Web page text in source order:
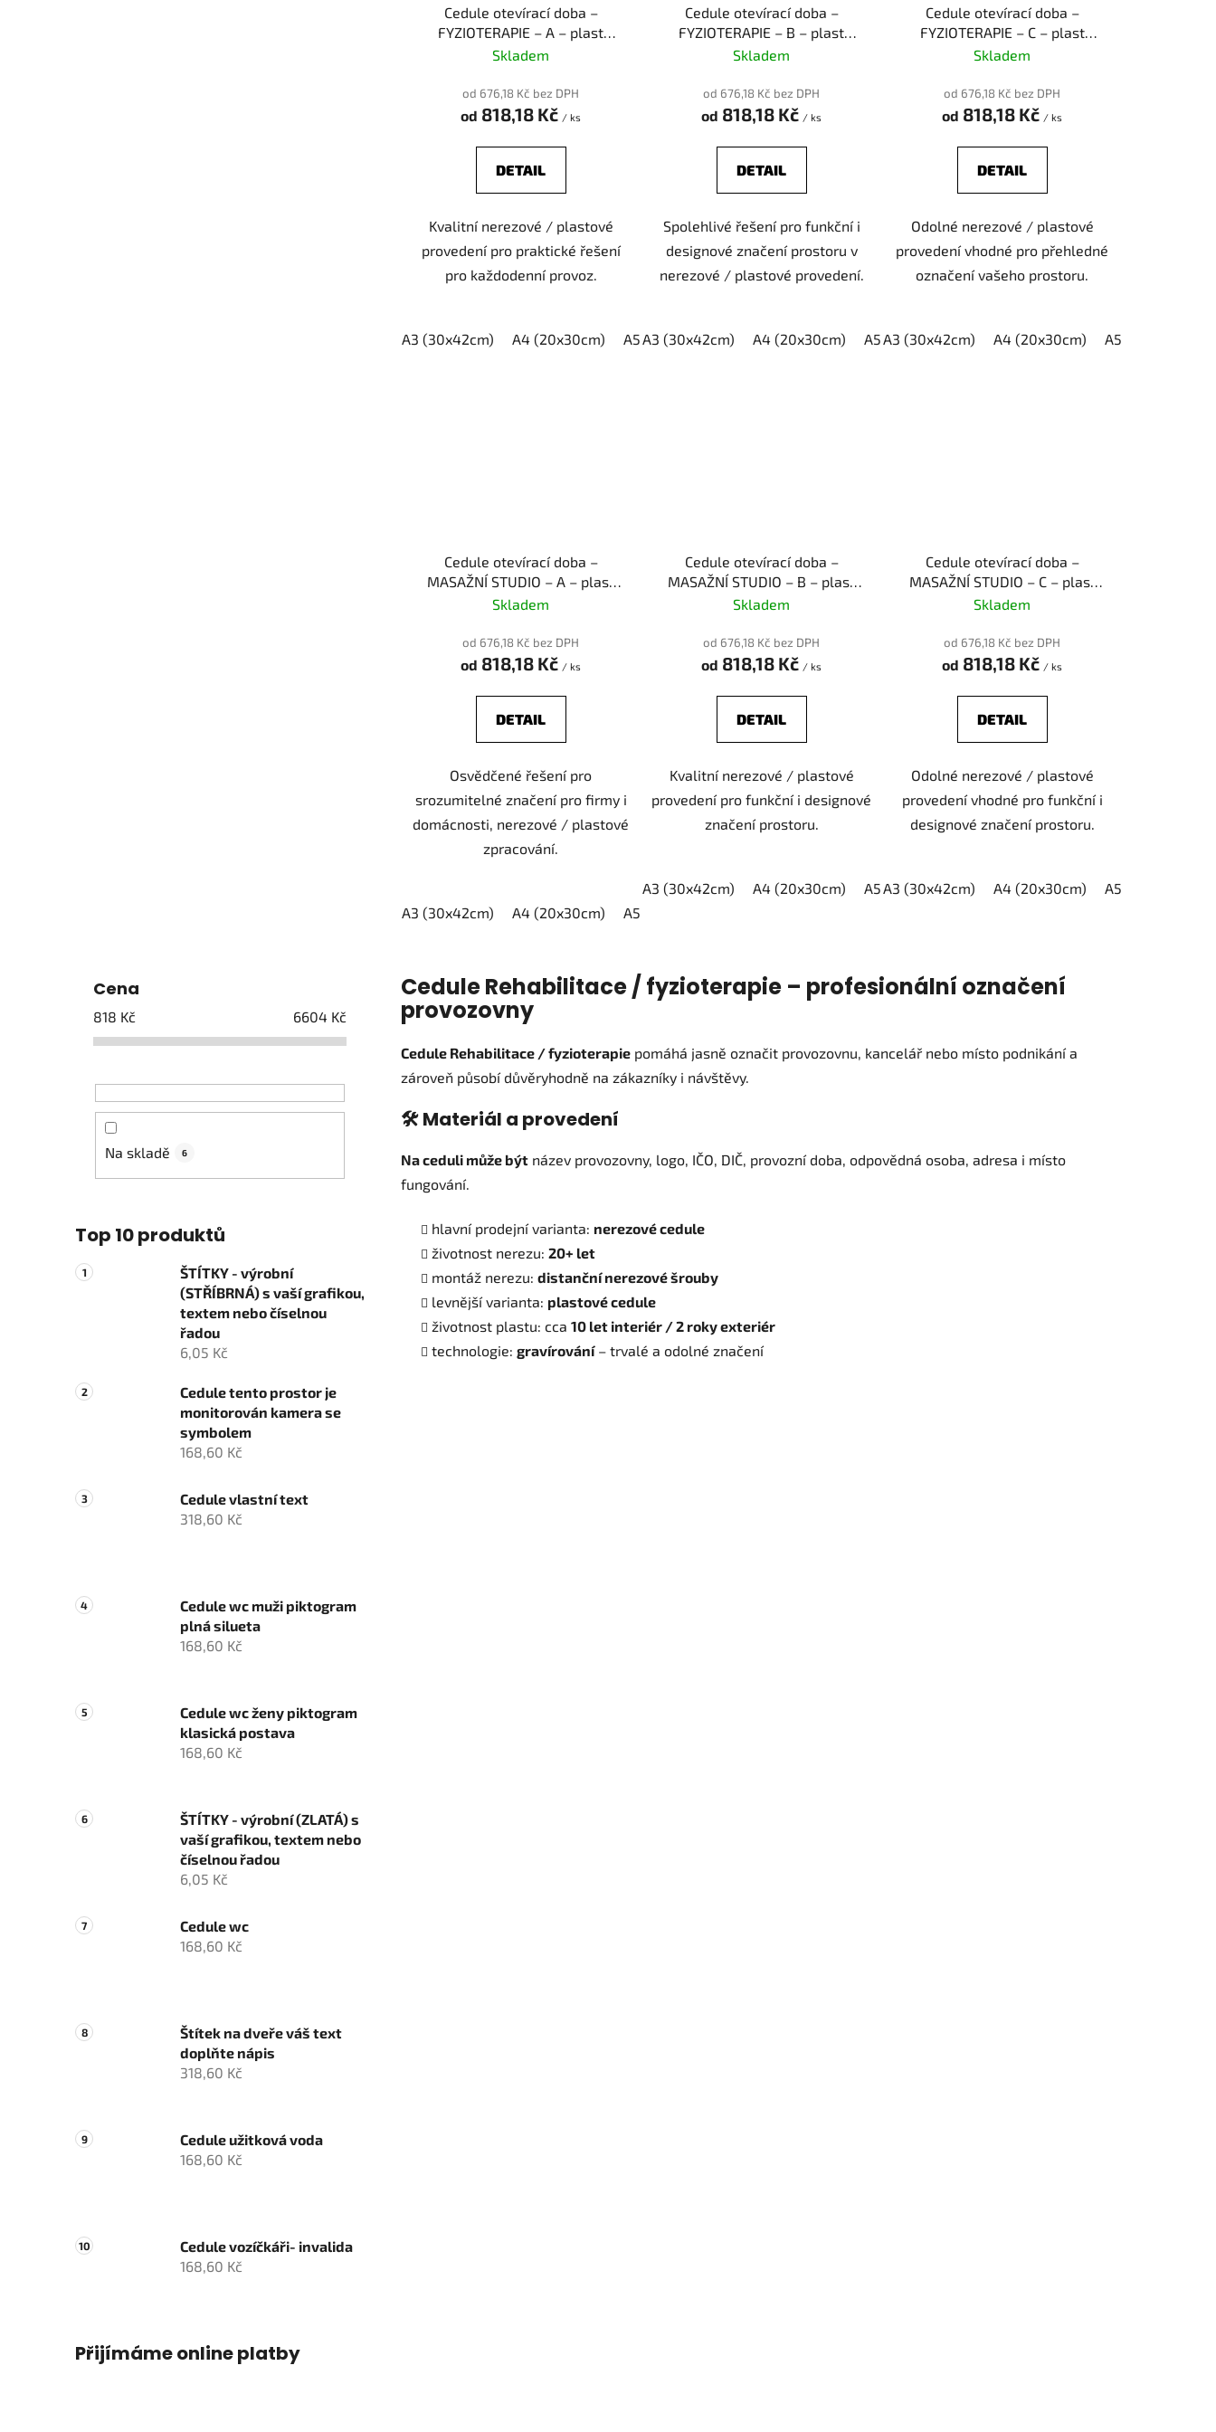
Cena
818 Kč 6604 Kč
Na skladě 6
Top 10 produktů
ŠTÍTKY - výrobní
(STŘÍBRNÁ) s vaší grafikou,
textem nebo číselnou
řadou
6,05 Kč
Cedule tento prostor je
monitorován kamera se
symbolem
168,60 Kč
Cedule vlastní text
318,60 Kč
Cedule wc muži piktogram
plná silueta
168,60 Kč
Cedule wc ženy piktogram
klasická postava
168,60 Kč
ŠTÍTKY - výrobní (ZLATÁ) s
vaší grafikou, textem nebo
číselnou řadou
6,05 Kč
Cedule wc
168,60 Kč
Štítek na dveře váš text
doplňte nápis
318,60 Kč
Cedule užitková voda
168,60 Kč
Cedule vozíčkáři- invalida
168,60 Kč
Přijímáme online platby
t
Cedule otevírací doba –
FYZIOTERAPIE – A – plast
(piktogram)
Skladem
od 676,18 Kč bez DPH
od 818,18 Kč / ks
DETAIL
Kvalitní nerezové / plastové
provedení pro praktické řešení
pro každodenní provoz.
A3 (30x42cm) A4 (20x30cm) A5 (15x21cm)
Cedule otevírací doba –
FYZIOTERAPIE – B – plast
(piktogram)
Skladem
od 676,18 Kč bez DPH
od 818,18 Kč / ks
DETAIL
Spolehlivé řešení pro funkční i
designové značení prostoru v
nerezové / plastové provedení.
A3 (30x42cm) A4 (20x30cm) A5 (15x21cm)
Cedule otevírací doba –
FYZIOTERAPIE – C – plast
(piktogram)
Skladem
od 676,18 Kč bez DPH
od 818,18 Kč / ks
DETAIL
Odolné nerezové / plastové
provedení vhodné pro přehledné
označení vašeho prostoru.
A3 (30x42cm) A4 (20x30cm) A5 (15x21cm)
Cedule otevírací doba –
MASAŽNÍ STUDIO – A – plast
(piktogram)
Skladem
od 676,18 Kč bez DPH
od 818,18 Kč / ks
DETAIL
Osvědčené řešení pro
srozumitelné značení pro firmy i
domácnosti, nerezové / plastové
zpracování.
A3 (30x42cm) A4 (20x30cm) A5 (15x21cm)
Cedule otevírací doba –
MASAŽNÍ STUDIO – B – plast
(piktogram)
Skladem
od 676,18 Kč bez DPH
od 818,18 Kč / ks
DETAIL
Kvalitní nerezové / plastové
provedení pro funkční i designové
značení prostoru.
A3 (30x42cm) A4 (20x30cm) A5 (15x21cm)
Cedule otevírací doba –
MASAŽNÍ STUDIO – C – plast
(piktogram)
Skladem
od 676,18 Kč bez DPH
od 818,18 Kč / ks
DETAIL
Odolné nerezové / plastové
provedení vhodné pro funkční i
designové značení prostoru.
A3 (30x42cm) A4 (20x30cm) A5 (15x21cm)
v
l
a
v
k
Cedule Rehabilitace / fyzioterapie – profesionální označení
provozovny
Cedule Rehabilitace / fyzioterapie pomáhá jasně označit provozovnu, kancelář nebo místo podnikání a
zároveň působí důvěryhodně na zákazníky i návštěvy.
🛠️ Materiál a provedení
Na ceduli může být název provozovny, logo, IČO, DIČ, provozní doba, odpovědná osoba, adresa i místo
fungování.
hlavní prodejní varianta: nerezové cedule
životnost nerezu: 20+ let
montáž nerezu: distanční nerezové šrouby
levnější varianta: plastové cedule
životnost plastu: cca 10 let interiér / 2 roky exteriér
technologie: gravírování– trvalé a odolné značení